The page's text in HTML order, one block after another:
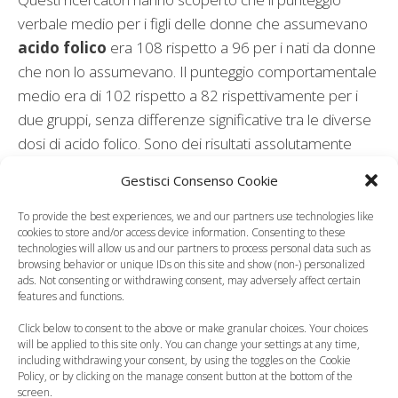
Gestisci Consenso Cookie
To provide the best experiences, we and our partners use technologies like
cookies to store and/or access device information. Consenting to these
technologies will allow us and our partners to process personal data such as
browsing behavior or unique IDs on this site and show (non-) personalized
ads. Not consenting or withdrawing consent, may adversely affect certain
features and functions.
Click below to consent to the above or make granular choices. Your choices
will be applied to this site only. You can change your settings at any time,
including withdrawing your consent, by using the toggles on the Cookie
Policy, or by clicking on the manage consent button at the bottom of the
screen.
verbale medio per i figli delle donne che assumevano
acido folico era 108 rispetto a 96 per i nati da donne
che non lo assumevano. Il punteggio comportamentale
medio era di 102 rispetto a 82 rispettivamente per i
due gruppi, senza differenze significative tra le diverse
dosi di acido folico. Sono dei risultati assolutamente
acido folico in gravidanza sia assolutamente positivo
per la salute cerebrale del bambino.
Leggi anche:
Acido folico, un aiuto
anche per prevenire
I medicinali che
inibiscono l'azione